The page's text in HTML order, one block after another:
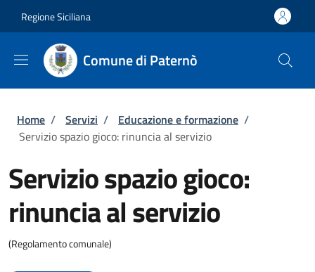
Regione Siciliana
Comune di Paternò
Briciole di pane
Home / Servizi / Educazione e formazione /
Servizio spazio gioco: rinuncia al servizio
Servizio spazio gioco:
rinuncia al servizio
(Regolamento comunale)